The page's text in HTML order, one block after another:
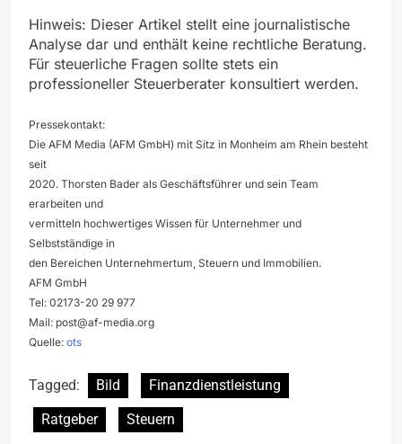
Hinweis: Dieser Artikel stellt eine journalistische
Analyse dar und enthält keine rechtliche Beratung.
Für steuerliche Fragen sollte stets ein
professioneller Steuerberater konsultiert werden.
Pressekontakt:
Die AFM Media (AFM GmbH) mit Sitz in Monheim am Rhein besteht
seit
2020. Thorsten Bader als Geschäftsführer und sein Team
erarbeiten und
vermitteln hochwertiges Wissen für Unternehmer und
Selbstständige in
den Bereichen Unternehmertum, Steuern und Immobilien.
AFM GmbH
Tel: 02173-20 29 977
Mail: post@af-media.org
Quelle: ots
Tagged: Bild
Finanzdienstleistung
Ratgeber
Steuern